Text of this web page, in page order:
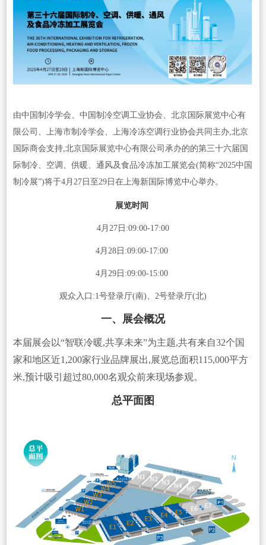
由中国制冷学会、中国制冷空调工业协会、北京国际展览中心有
限公司、上海市制冷学会、上海冷冻空调行业协会共同主办,北京
国际商会支持,北京国际展览中心有限公司承办的的第三十六届国
际制冷、空调、供暖、通风及食品冷冻加工展览会(简称“2025中国
制冷展”)将于4月27日至29日在上海新国际博览中心举办。
展览时间
4月27日:09:00-17:00
4月28日:09:00-17:00
4月29日:09:00-15:00
观众入口:1号登录厅(南)、2号登录厅(北)
一、展会概况
本届展会以“智联冷暖,共享未来”为主题,共有来自32个国
家和地区近1,200家行业品牌展出,展览总面积115,000平方
米,预计吸引超过80,000名观众前来现场参观。
总平面图